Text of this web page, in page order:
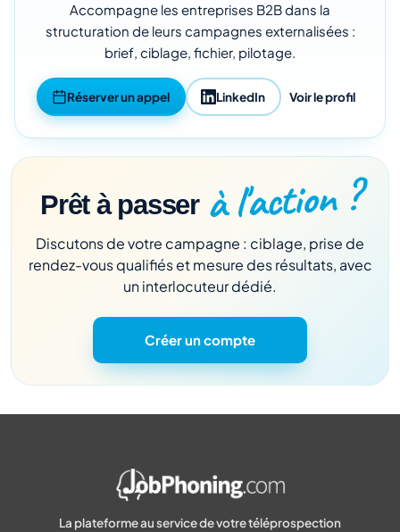
Accompagne les entreprises B2B dans la
structuration de leurs campagnes externalisées :
brief, ciblage, fichier, pilotage.
Réserver un appel LinkedIn Voir le profil
Prêt à passer à l'action ?
Discutons de votre campagne : ciblage, prise de
rendez-vous qualifiés et mesure des résultats, avec
un interlocuteur dédié.
Créer un compte
La plateforme au service de votre téléprospection